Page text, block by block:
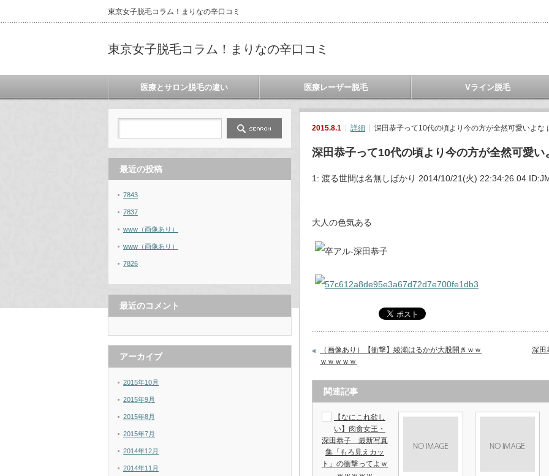
東京女子脱毛コラム！まりなの辛口コミ
東京女子脱毛コラム！まりなの辛口コミ
医療とサロン脱毛の違い 医療レーザー脱毛 Vライン脱毛
2015.8.1 詳細 深田恭子って10代の頃より今の方が全然可愛いよな
深田恭子って10代の頃より今の方が全然可愛い
1: 渡る世間は名無しばかり 2014/10/21(火) 22:34:26.04
大人の色気ある
（画像あり）【衝撃】綾瀬はるかが大股開きｗｗ
ｗｗｗｗｗ
深田
関連記事
【なにこれ欲し
い】肉食女王・
深田恭子 最新写真
集「もろ見えカッ
ト」の衝撃ってよｗ
最近の投稿
7843
7837
www（画像あり）
www（画像あり）
7826
最近のコメント
アーカイブ
2015年10月
2015年9月
2015年8月
2015年7月
2014年12月
2014年11月